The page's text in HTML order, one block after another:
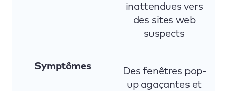
Symptômes
inattendues vers
des sites web
suspects
Des fenêtres pop-
up agaçantes et